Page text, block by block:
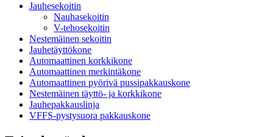
Jauhesekoitin
Nauhasekoitin
V-tehosekoitin
Nestemäinen sekoitin
Jauhetäyttökone
Automaattinen korkkikone
Automaattinen merkintäkone
Automaattinen pyörivä pussipakkauskone
Nestemäinen täyttö- ja korkkikone
Jauhepakkauslinja
VFFS-pystysuora pakkauskone